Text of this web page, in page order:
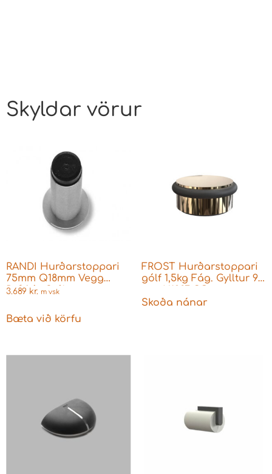
Skyldar vörur
RANDI Hurðarstoppari
75mm Q18mm Vegg
Ryðfrítt Stál
3.689 kr. m vsk
Bæta við körfu
FROST Hurðarstoppari
gólf 1,5kg Fág. Gylltur 90
Skoða nánar